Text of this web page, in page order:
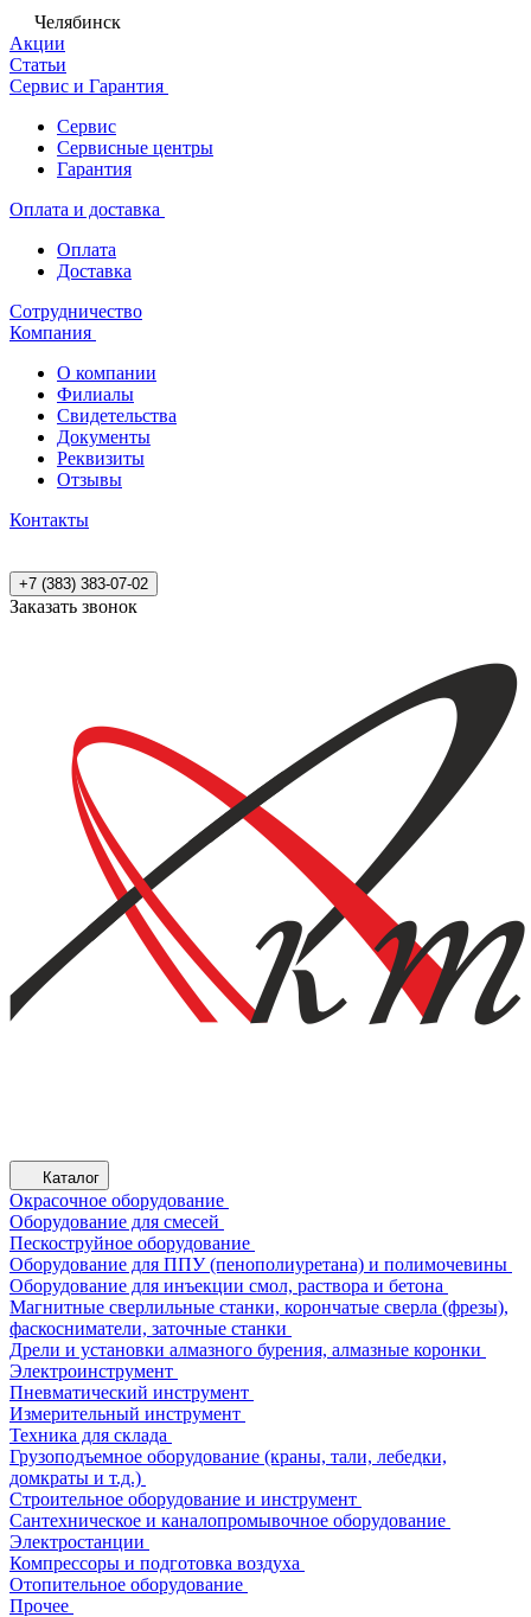
Челябинск
Акции
Статьи
Сервис и Гарантия
Сервис
Сервисные центры
Гарантия
Оплата и доставка
Оплата
Доставка
Сотрудничество
Компания
О компании
Филиалы
Свидетельства
Документы
Реквизиты
Отзывы
Контакты
+7 (383) 383-07-02
Заказать звонок
Каталог
Окрасочное оборудование
Оборудование для смесей
Пескоструйное оборудование
Оборудование для ППУ (пенополиуретана) и полимочевины
Оборудование для инъекции смол, раствора и бетона
Магнитные сверлильные станки, корончатые сверла (фрезы),
фаскосниматели, заточные станки
Дрели и установки алмазного бурения, алмазные коронки
Электроинструмент
Пневматический инструмент
Измерительный инструмент
Техника для склада
Грузоподъемное оборудование (краны, тали, лебедки,
домкраты и т.д.)
Строительное оборудование и инструмент
Сантехническое и каналопромывочное оборудование
Электростанции
Компрессоры и подготовка воздуха
Отопительное оборудование
Прочее